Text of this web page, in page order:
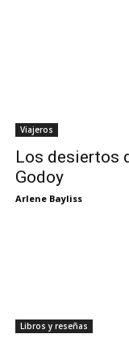
Viajeros
Los desiertos
Godoy
Arlene Bayliss
Libros y reseñas